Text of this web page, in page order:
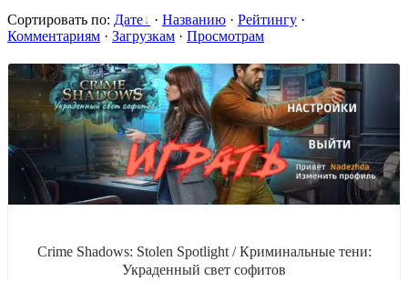
Сортировать по: Дате · Названию · Рейтингу ·
Комментариям · Загрузкам · Просмотрам
Crime Shadows: Stolen Spotlight / Криминальные тени:
Украденный свет софитов